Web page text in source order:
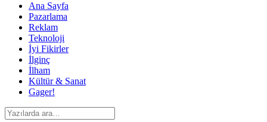
Ana Sayfa
Pazarlama
Reklam
Teknoloji
İyi Fikirler
İlginç
İlham
Kültür & Sanat
Gager!